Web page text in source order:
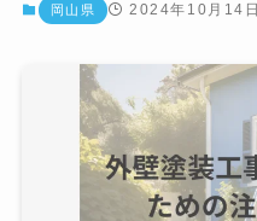
岡山県 2024年10月14日